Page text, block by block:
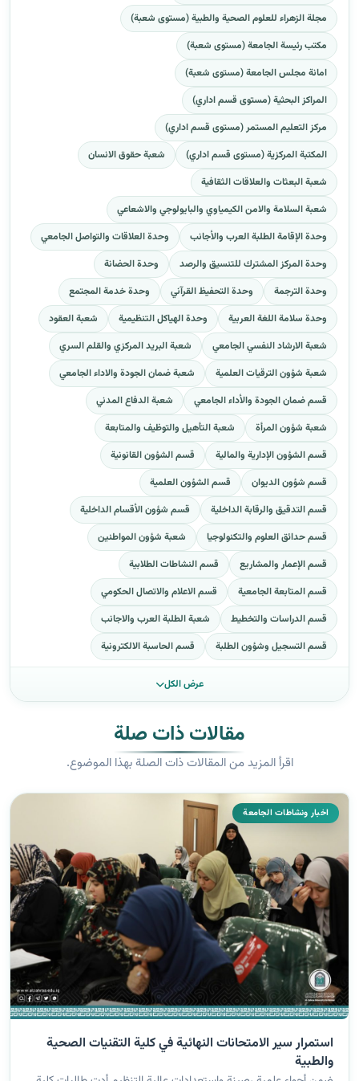
مجلة الزهراء للعلوم الصحية والطبية (مستوى شعبة)
مكتب رئيسة الجامعة (مستوى شعبة)
امانة مجلس الجامعة (مستوى شعبة)
المراكز البحثية (مستوى قسم اداري)
مركز التعليم المستمر (مستوى قسم اداري)
المكتبة المركزية (مستوى قسم اداري)
شعبة حقوق الانسان
شعبة البعثات والعلاقات الثقافية
شعبة السلامة والامن الكيمياوي والبايولوجي والاشعاعي
وحدة الإقامة الطلبة العرب والأجانب
وحدة العلاقات والتواصل الجامعي
وحدة المركز المشترك للتنسيق والرصد
وحدة الحضانة
وحدة الترجمة
وحدة التحفيظ القرآني
وحدة خدمة المجتمع
وحدة سلامة اللغة العربية
وحدة الهياكل التنظيمية
شعبة العقود
شعبة الارشاد النفسي الجامعي
شعبة البريد المركزي والقلم السري
شعبة شؤون الترقيات العلمية
شعبة ضمان الجودة والاداء الجامعي
قسم ضمان الجودة والأداء الجامعي
شعبة الدفاع المدني
شعبة شؤون المرأة
شعبة التأهيل والتوظيف والمتابعة
قسم الشؤون الإدارية والمالية
قسم الشؤون القانونية
قسم شؤون الديوان
قسم الشؤون العلمية
قسم التدقيق والرقابة الداخلية
قسم شؤون الأقسام الداخلية
قسم حدائق العلوم والتكنولوجيا
شعبة شؤون المواطنين
قسم الإعمار والمشاريع
قسم النشاطات الطلابية
قسم المتابعة الجامعية
قسم الاعلام والاتصال الحكومي
قسم الدراسات والتخطيط
شعبة الطلبة العرب والاجانب
قسم التسجيل وشؤون الطلبة
قسم الحاسبة الالكترونية
عرض الكل
مقالات ذات صلة
اقرأ المزيد من المقالات ذات الصلة بهذا الموضوع.
اخبار ونشاطات الجامعة
استمرار سير الامتحانات النهائية في كلية التقنيات الصحية
والطبية